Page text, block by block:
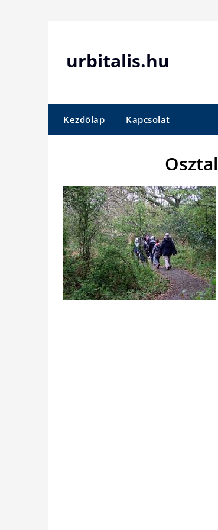
urbitalis.hu
Kezdőlap Kapcsolat